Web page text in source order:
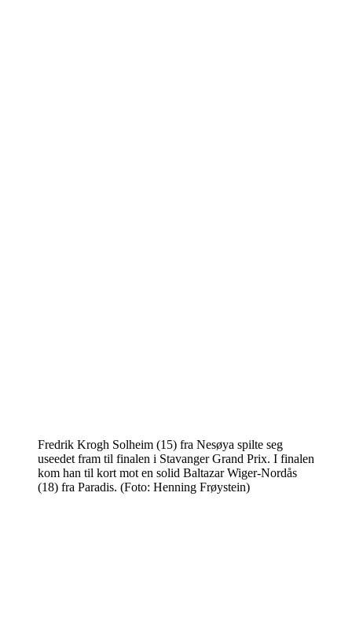
Fredrik Krogh Solheim (15) fra Nesøya spilte seg
useedet fram til finalen i Stavanger Grand Prix. I finalen
kom han til kort mot en solid Baltazar Wiger-Nordås
(18) fra Paradis. (Foto: Henning Frøystein)